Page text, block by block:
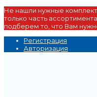
Не нашли нужные
только часть ассортимента.
подберем то, что Вам
Регистрация
Авторизация